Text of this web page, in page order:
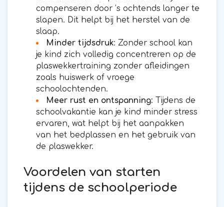
compenseren door ’s ochtends langer te
slapen. Dit helpt bij het herstel van de
slaap.
Minder tijdsdruk: Zonder school kan
je kind zich volledig concentreren op de
plaswekkertraining zonder afleidingen
zoals huiswerk of vroege
schoolochtenden.
Meer rust en ontspanning: Tijdens de
schoolvakantie kan je kind minder stress
ervaren, wat helpt bij het aanpakken
van het bedplassen en het gebruik van
de plaswekker.
Voordelen van starten
tijdens de schoolperiode